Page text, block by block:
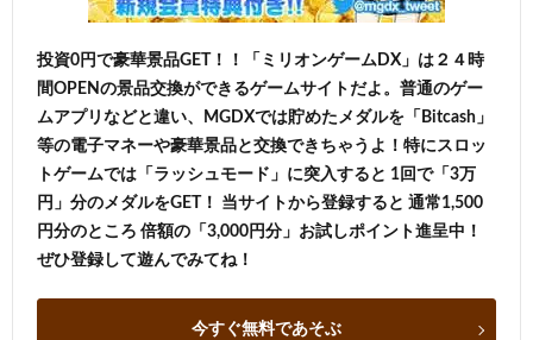
投資0円で豪華景品GET！！「ミリオンゲームDX」は２４時
間OPENの景品交換ができるゲームサイトだよ。普通のゲー
ムアプリなどと違い、MGDXでは貯めたメダルを「Bitcash」
等の電子マネーや豪華景品と交換できちゃうよ！特にスロッ
トゲームでは「ラッシュモード」に突入すると 1回で「3万
円」分のメダルをGET！ 当サイトから登録すると 通常1,500
円分のところ 倍額の「3,000円分」お試しポイント進呈中！
ぜひ登録して遊んでみてね！
今すぐ無料であそぶ